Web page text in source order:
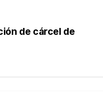
de cárcel de